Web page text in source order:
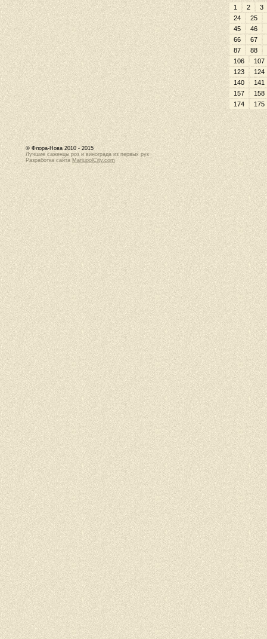
1 2
3
24
25
45
46
66
67
87
88
106
107
123
124
140
141
157
158
174
175
© Флора-Нова 2010 - 2015
Лучшие саженцы роз и винограда из первых рук
Разработка сайтаMariupolCity.com